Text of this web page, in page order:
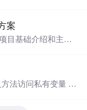
案
目基础介绍和主要
统上良好运行，并
2. 新手常见问题